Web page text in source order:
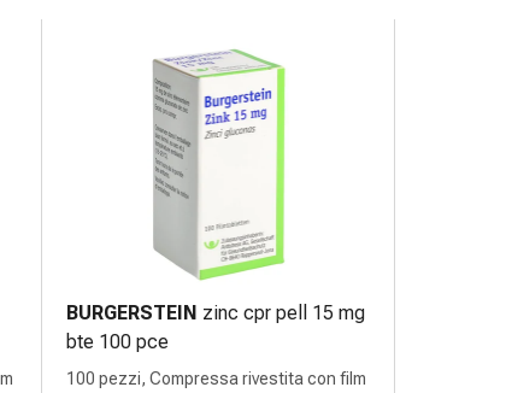
BURGERSTEIN zinc cpr pell 15 mg
bte 100 pce
100 pezzi, Compressa rivestita con film